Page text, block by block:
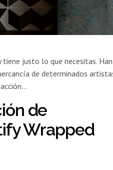
justo lo que necesitas.
de determinados
de
Wrapped